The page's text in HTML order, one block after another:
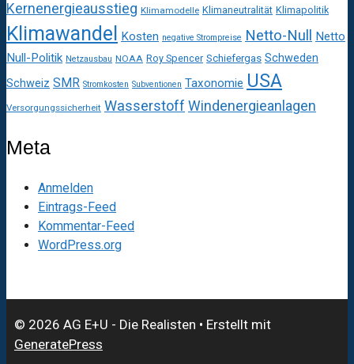
Kernenergieausstieg Klimamodelle Klimaneutralität Klimapolitik
Klimawandel Kosten negative Strompreise Netto-Null
Netto
Null-Politik Netzausbau NOAA Roy Spencer Schiefergas Schweden
Schweiz SMR Stromkosten Subventionen Taxonomie USA
Versorgungssicherheit Wasserstoff Windenergieanlagen
Meta
Anmelden
Eintrags-Feed
Kommentar-Feed
WordPress.org
© 2026 AG E+U - Die Realisten • Erstellt mit
GeneratePress